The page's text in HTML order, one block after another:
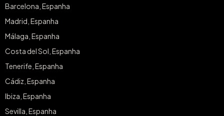
Barcelona, Espanha
Madrid, Espanha
Málaga, Espanha
Costa del Sol, Espanha
Tenerife, Espanha
Cádiz, Espanha
Ibiza, Espanha
Sevilla, Espanha